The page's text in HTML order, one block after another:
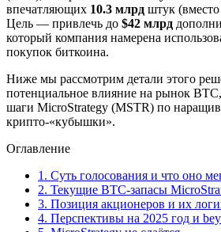
впечатляющих 10.3 млрд штук
Цель — привлечь до $42 млрд
который компания намерена
покупок биткоина.
Ниже мы рассмотрим детали этого
потенциальное влияние на рынок
шаги MicroStrategy (MSTR) по
крипто-«кубышки».
Оглавление
1. Суть голосования и что оно
2. Текущие BTC-запасы
3. Позиция акционеров и их
4. Перспективы на 2025 год и